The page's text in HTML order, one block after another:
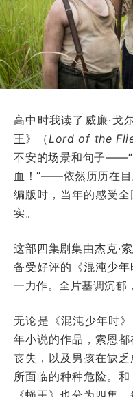
高中时我读了威廉·戈
王》（ Lord of the
不安的场景和句子——“
血！”——依然历历在
编版时，当年的感受
实。
这部四集剧集由杰克·
备受好评的《混沌少年
一力作。全片基调沉郁
无论是《混沌少年时
年小说的作品，索恩
丧失，以及男孩在缺
所面临的种种危险。